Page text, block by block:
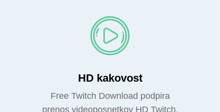
HD kakovost
Free Twitch Download podpira
prenos videoposnetkov HD Twitch.